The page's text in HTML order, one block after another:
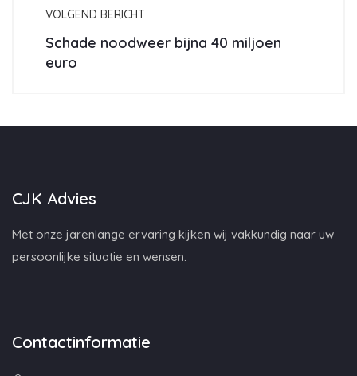
VOLGEND BERICHT
Schade noodweer bijna 40 miljoen
euro
CJK Advies
Met onze jarenlange ervaring kijken wij vakkundig naar uw
persoonlijke situatie en wensen.
Contactinformatie